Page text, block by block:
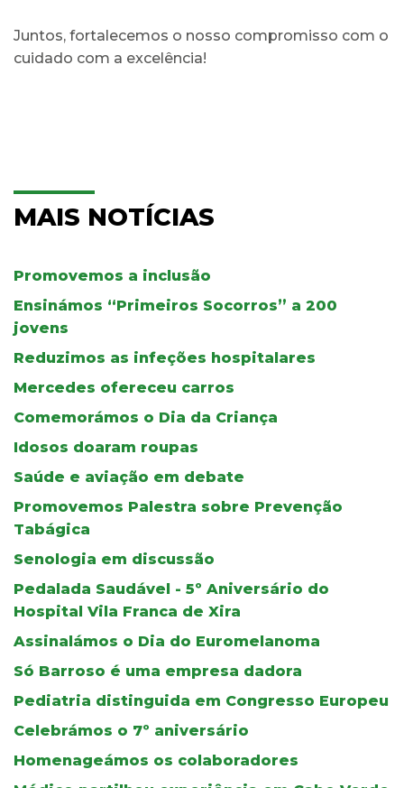
Juntos, fortalecemos o nosso compromisso com o
cuidado com a excelência!
MAIS NOTÍCIAS
Promovemos a inclusão
Ensinámos “Primeiros Socorros” a 200
jovens
Reduzimos as infeções hospitalares
Mercedes ofereceu carros
Comemorámos o Dia da Criança
Idosos doaram roupas
Saúde e aviação em debate
Promovemos Palestra sobre Prevenção
Tabágica
Senologia em discussão
Pedalada Saudável - 5º Aniversário do
Hospital Vila Franca de Xira
Assinalámos o Dia do Euromelanoma
Só Barroso é uma empresa dadora
Pediatria distinguida em Congresso Europeu
Celebrámos o 7º aniversário
Homenageámos os colaboradores